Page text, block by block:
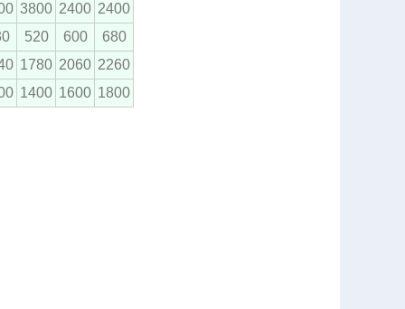
3800 2400 2400
520 600 680
1780 2060 2260
1400 1600 1800